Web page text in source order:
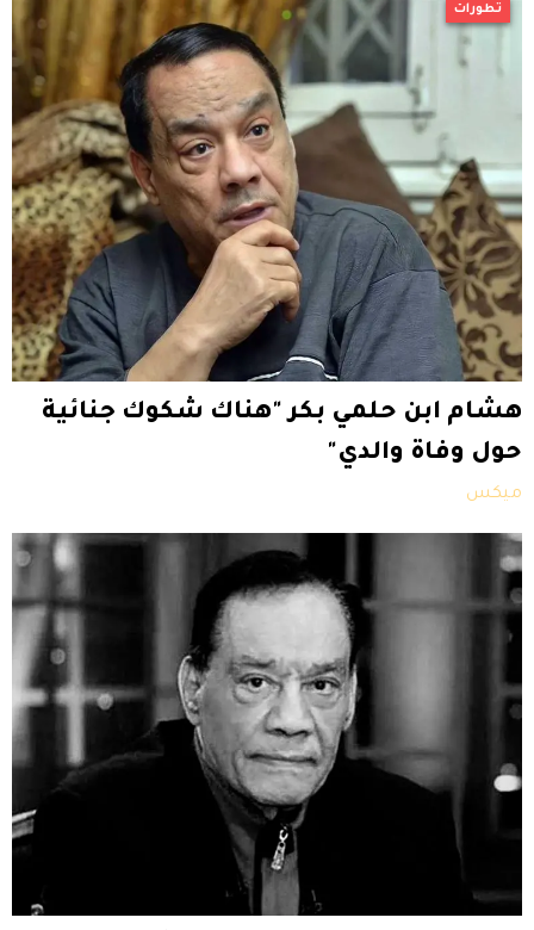
تطورات
هشام ابن حلمي بكر "هناك شكوك جنائية
حول وفاة والدي"
ميكس